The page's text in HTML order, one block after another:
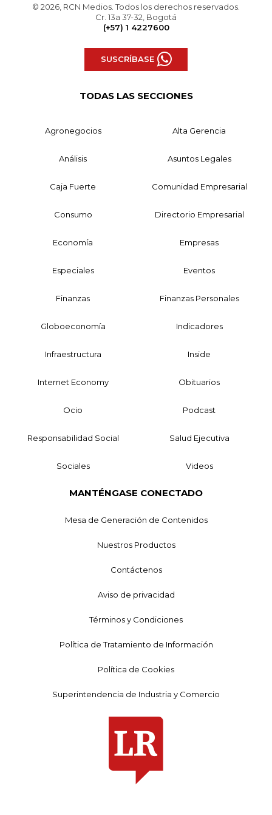
© 2026, RCN Medios. Todos los derechos reservados.
Cr. 13a 37-32, Bogotá
(+57) 1 4227600
SUSCRÍBASE
TODAS LAS SECCIONES
Agronegocios Alta Gerencia
Análisis Asuntos Legales
Caja Fuerte Comunidad Empresarial
Consumo Directorio Empresarial
Economía Empresas
Especiales Eventos
Finanzas Finanzas Personales
Globoeconomía Indicadores
Infraestructura Inside
Internet Economy Obituarios
Ocio Podcast
Responsabilidad Social Salud Ejecutiva
Sociales Videos
MANTÉNGASE CONECTADO
Mesa de Generación de Contenidos
Nuestros Productos
Contáctenos
Aviso de privacidad
Términos y Condiciones
Política de Tratamiento de Información
Política de Cookies
Superintendencia de Industria y Comercio